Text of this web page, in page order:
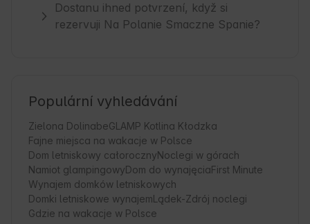
Dostanu ihned potvrzení, když si
rezervuji Na Polanie Smaczne Spanie?
Populární vyhledávání
Zielona DolinabeGLAMP Kotlina Kłodzka
Fajne miejsca na wakacje w Polsce
Dom letniskowy całorocznyNoclegi w górach
Namiot glampingowyDom do wynajęciaFirst Minute
Wynajem domków letniskowych
Domki letniskowe wynajemLądek-Zdrój noclegi
Gdzie na wakacje w Polsce